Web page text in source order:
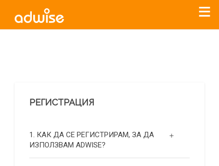
РЕГИСТРАЦИЯ
1. КАК ДА СЕ РЕГИСТРИРАМ, ЗА ДА
ИЗПОЛЗВАМ ADWISE?